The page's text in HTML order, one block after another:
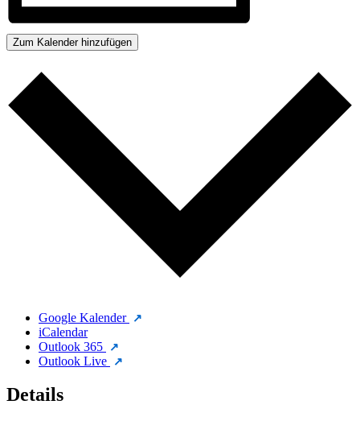
Zum Kalender hinzufügen
Google Kalender
iCalendar
Outlook 365
Outlook Live
Details